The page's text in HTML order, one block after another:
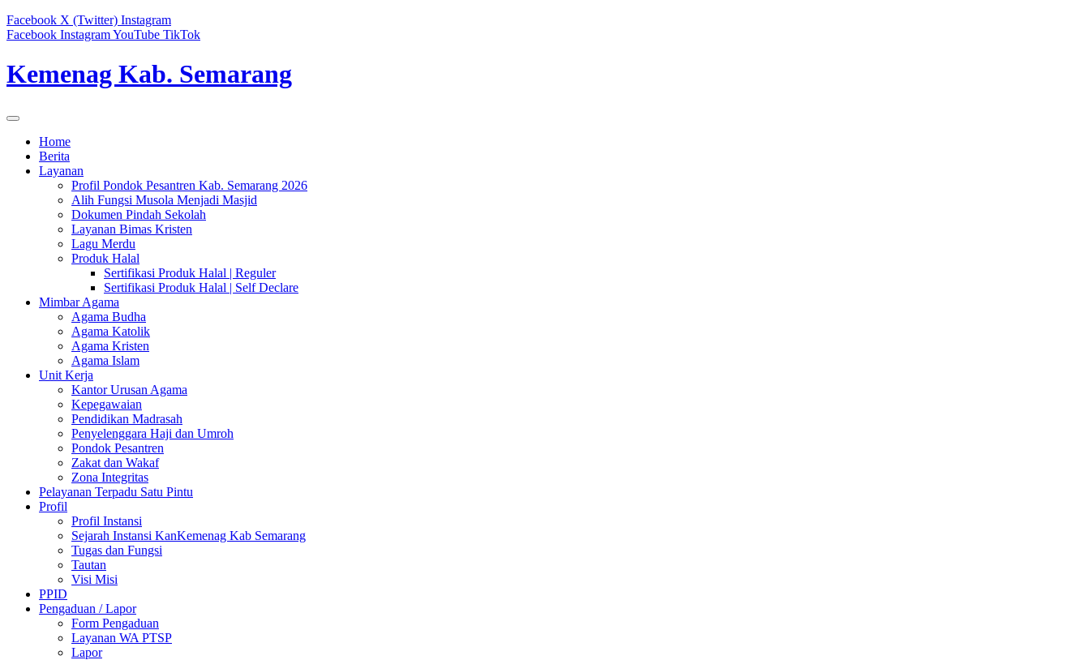
Facebook X (Twitter) Instagram
Facebook InstagramYouTube TikTok
Kemenag Kab. Semarang
Home
Berita
Layanan
Profil Pondok Pesantren Kab. Semarang 2026
Alih Fungsi Musola Menjadi Masjid
Dokumen Pindah Sekolah
Layanan Bimas Kristen
Lagu Merdu
Produk Halal
Sertifikasi Produk Halal | Reguler
Sertifikasi Produk Halal | Self Declare
Mimbar Agama
Agama Budha
Agama Katolik
Agama Kristen
Agama Islam
Unit Kerja
Kantor Urusan Agama
Kepegawaian
Pendidikan Madrasah
Penyelenggara Haji dan Umroh
Pondok Pesantren
Zakat dan Wakaf
Zona Integritas
Pelayanan Terpadu Satu Pintu
Profil
Profil Instansi
Sejarah Instansi KanKemenag Kab Semarang
Tugas dan Fungsi
Tautan
Visi Misi
PPID
Pengaduan / Lapor
Form Pengaduan
Layanan WA PTSP
Lapor